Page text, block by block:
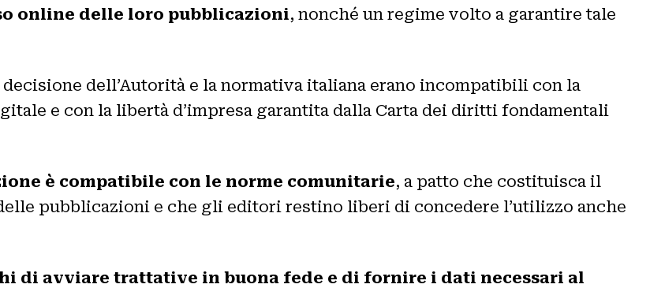
online delle loro pubblicazioni, nonché un regime volto a garantire tale
dell’Autorità e la normativa italiana erano incompatibili con la
e con la libertà d’impresa garantita dalla Carta dei diritti fondamentali
è compatibile con le norme comunitarie, a patto che costituisca il
pubblicazioni e che gli editori restino liberi di concedere l’utilizzo anche
di avviare trattative in buona fede e di fornire i dati necessari al